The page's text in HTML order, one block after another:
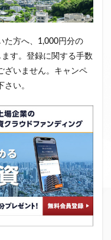
た方へ、1,000円分の
す。登録に関する手数
ざいません。キャンペ
い。
Funding
ファンド募集開始
法律理解
ち情報 分配実績
サービス提供開始
買取保証
ット
システム提供開始
キュリティトークン